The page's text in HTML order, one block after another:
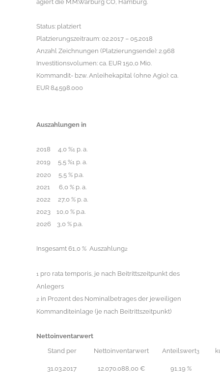
agiert die M.M.Warburg CO, Hamburg.
Status: platziert
Platzierungszeitraum: 02.2017 – 05.2018
Anzahl Zeichnungen (Platzierungsende): 2.968
Investitionsvolumen: ca. EUR 150,0 Mio.
Kommandit- bzw. Anleihekapital (ohne Agio): ca.
EUR 84.598.000
Auszahlungen in
2018 4,0 %1 p. a.
2019 5,5 %1 p. a.
2020 5,5 % p.a.
2021 6,0 % p. a.
2022 27,0 % p. a.
2023 10,0 % p.a.
2026 3,0 % p.a.
Insgesamt 61,0 % Auszahlung2
1 pro rata temporis, je nach Beitrittszeitpunkt des
Anlegers
2 in Prozent des Nominalbetrages der jeweiligen
Kommanditeinlage (je nach Beitrittszeitpunkt)
Nettoinventarwert
Stand per
Nettoinventarwert Anteilswert3
31.03.2017 12.070.088,00 € 91,19 %